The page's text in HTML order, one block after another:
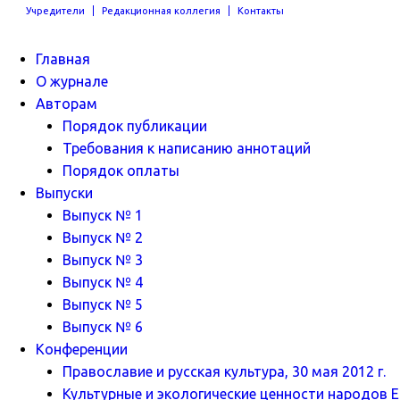
Учредители Редакционная коллегия Контакты
Главная
О журнале
Авторам
Порядок публикации
Требования к написанию аннотаций
Порядок оплаты
Выпуски
Выпуск № 1
Выпуск № 2
Выпуск № 3
Выпуск № 4
Выпуск № 5
Выпуск № 6
Конференции
Православие и русская культура, 30 мая 2012 г.
Культурные и экологические ценности народов